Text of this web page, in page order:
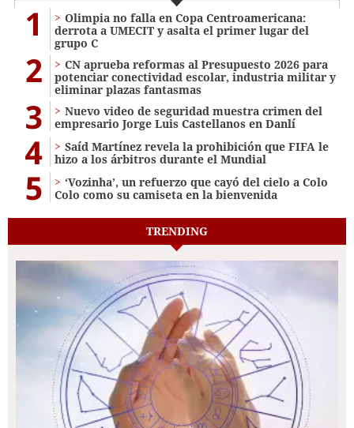
1
Olimpia no falla en Copa Centroamericana:
derrota a UMECIT y asalta el primer lugar del
grupo C
2
CN aprueba reformas al Presupuesto 2026 para
potenciar conectividad escolar, industria militar y
eliminar plazas fantasmas
3
Nuevo video de seguridad muestra crimen del
empresario Jorge Luis Castellanos en Danlí
4
Saíd Martínez revela la prohibición que FIFA le
hizo a los árbitros durante el Mundial
5
‘Vozinha’, un refuerzo que cayó del cielo a Colo
Colo como su camiseta en la bienvenida
TRENDING